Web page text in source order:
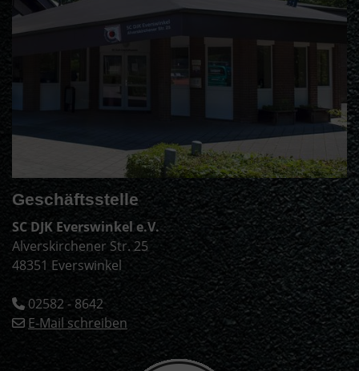
Geschäftsstelle
SC DJK Everswinkel e.V.
Alverskirchener Str. 25
48351 Everswinkel
02582 - 8642
E-Mail schreiben